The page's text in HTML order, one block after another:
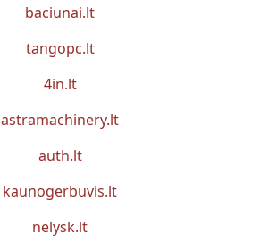
baciunai.lt
tangopc.lt
4in.lt
astramachinery.lt
auth.lt
kaunogerbuvis.lt
nelysk.lt